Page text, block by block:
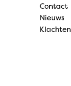
Contact
Nieuws
Klachten